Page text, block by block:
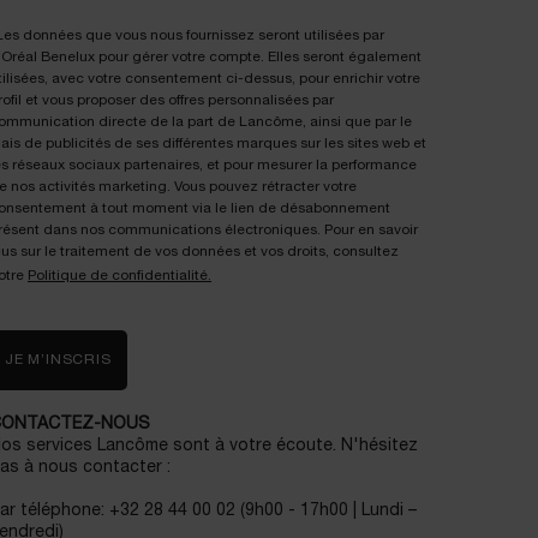
données que vous nous fournissez seront utilisées par
Benelux pour gérer votre compte. Elles seront également
avec votre consentement ci-dessus, pour enrichir votre
et vous proposer des offres personnalisées par
directe de la part de Lancôme, ainsi que par le
de publicités de ses différentes marques sur les sites web et
réseaux sociaux partenaires, et pour mesurer la performance
nos activités marketing. Vous pouvez rétracter votre
à tout moment via le lien de désabonnement
dans nos communications électroniques. Pour en savoir
sur le traitement de vos données et vos droits, consultez
Politique de confidentialité.
JE M’INSCRIS
NOUS
services Lancôme sont à votre écoute. N'hésitez
à nous contacter :
téléphone: +32 28 44 00 02 (9h00 - 17h00 | Lundi –